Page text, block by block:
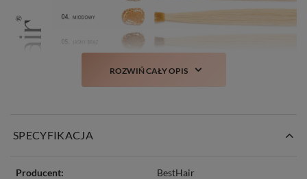
ROZWIŃ CAŁY OPIS
SPECYFIKACJA
Producent: BestHair